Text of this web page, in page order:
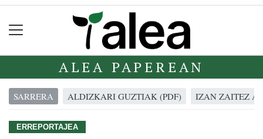
ALEA PAPEREAN
SARRERA ALDIZKARI GUZTIAK (PDF) IZAN ZAITEZ
ERREPORTAJEA